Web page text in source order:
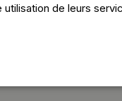
de leurs